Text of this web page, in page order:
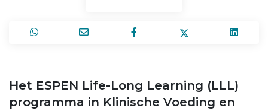
Het ESPEN Life-Long Learning (LLL)
programma in Klinische Voeding en